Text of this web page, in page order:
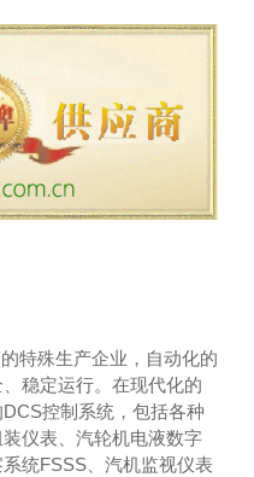
特殊生产企业，自动化的
稳定运行。在现代化的
DCS控制系统，包括各种
仪表、汽轮机电液数字
统FSSS、汽机监视仪表